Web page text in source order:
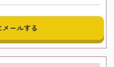
ールする